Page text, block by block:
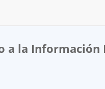
a la Información